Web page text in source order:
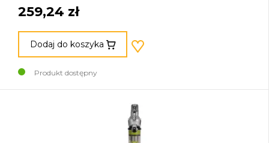
259,24 zł
Dodaj do koszyka
Produkt dostępny